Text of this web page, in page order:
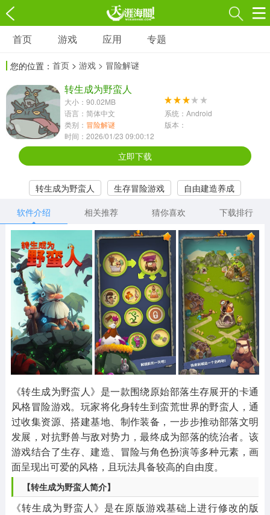
游戏
3697款应用
1597款应用
休闲益智
13387款应用
2196款应用
1072款应用
418款应用
568款应用
音乐舞蹈
269款应用
2716款应用
515款应用
其他
1654款应用
游戏助手
515款应用
MOD游戏
1056款应用
首页 游戏 应用 专题
您的位置： 首页 > 游戏 > 冒险解谜
转生成为野蛮人
大小：90.02MB
语言：简体中文
系统：Android
类别： 冒险解谜
版本：
时间：2026/01/23 09:00:12
立即下载
转生成为野蛮人 生存冒险游戏
自由建造养成
软件介绍
相关推荐 猜你喜欢 下载排行
《转生成为野蛮人》是一款围绕原始部落生存展开的卡通
风格冒险游戏。玩家将化身转生到蛮荒世界的野蛮人，通
过收集资源、搭建基地、制作装备，一步步推动部落文明
发展，对抗野兽与敌对势力，最终成为部落的统治者。该
游戏结合了生存、建造、冒险与角色扮演等多种元素，画
面呈现出可爱的风格，且玩法具备较高的自由度。
【转生成为野蛮人简介】
《转生成为野蛮人》是在原版游戏基础上进行修改的版